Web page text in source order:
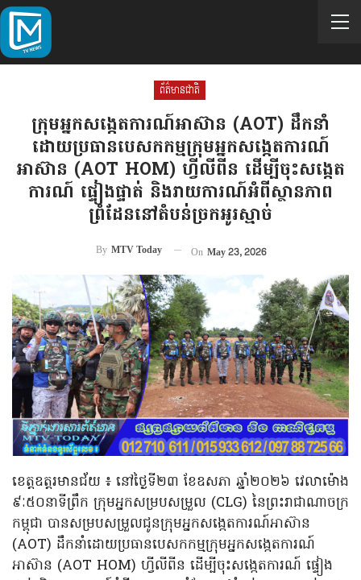
ព័ត៌មានជាតិ
ក្រុមអ្នកសង្កេតការណ៍អាស៊ាន (AOT) ដឹកនាំ
ដោយប្រធានបេសកកម្មក្រុមអ្នកសង្កេតការណ៍
អាស៊ាន (AOT HOM) ហ្វីលីពីន ដើម្បីចុះសង្កេត
ការណ៍ ផ្ទៀងផ្ទាត់ និងរាយការណ៍អំពីស្ថានភាព
ព្រំដែននៅតំបន់ច្រកអូរស្មាច់
By MTV Today On May 23, 2026
ខេត្តឧត្តរមានជ័យ ៖ នៅថ្ងៃទី២៣ ខែឧសភា ឆ្នាំ២០២៦ វេលាម៉ោង
៩ៈ៥០នាទីព្រឹក ក្រុមអ្នកសម្របសម្រួល (CLG) នៃព្រះរាជាណាចក្រ
កម្ពុជា បានសម្របសម្រួលជូនក្រុមអ្នកសង្កេតការណ៍អាស៊ាន
(AOT) ដឹកនាំដោយប្រធានបេសកកម្មក្រុមអ្នកសង្កេតការណ៍
អាស៊ាន (AOT HOM) ហ្វីលីពីន ដើម្បីចុះសង្កេតការណ៍ ផ្ទៀង